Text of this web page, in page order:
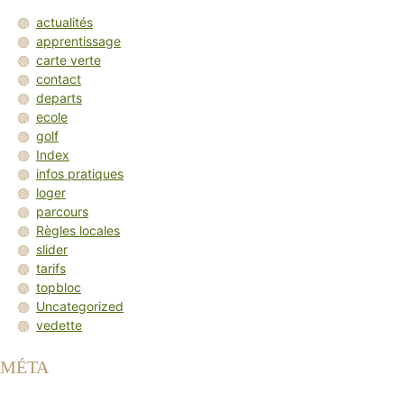
actualités
apprentissage
carte verte
contact
departs
ecole
golf
Index
infos pratiques
loger
parcours
Règles locales
slider
tarifs
topbloc
Uncategorized
vedette
MÉTA